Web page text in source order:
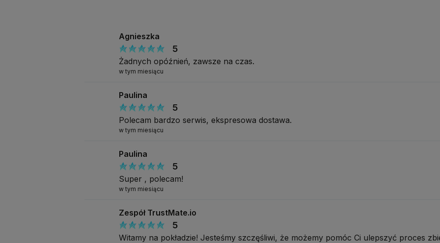
Agnieszka
5
Żadnych opóźnień, zawsze na czas.
w tym miesiącu
Paulina
5
Polecam bardzo serwis, ekspresowa dostawa.
w tym miesiącu
Paulina
5
Super , polecam!
w tym miesiącu
Zespół TrustMate.io
5
Witamy na pokładzie! Jesteśmy szczęśliwi, że możemy pomóc Ci ulepszyć proces